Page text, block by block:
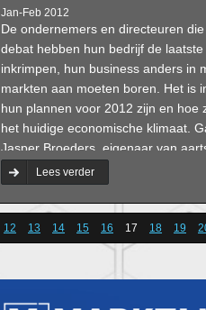
Jan-Feb 2012
De ondernemers en directeuren
debat hebben hun bedrijf de
inkrimpen, hun business anders in
markten aan moeten boren. Het is
hun plannen voor 2012 zijn en hoe
het huidige economische klimaat.
Jasper Broeders, eigenaar van
projectinrichters.
Lees verder
12 13 14 15 16 17 18 19